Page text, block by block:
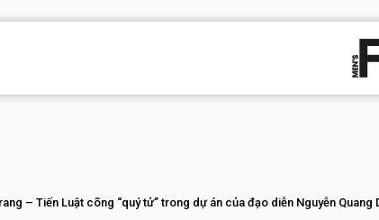
– Tiến Luật cõng “quý tử” trong dự án của đạo diễn Nguyễn Quang